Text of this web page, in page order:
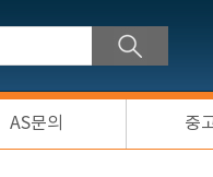
AS문의 중